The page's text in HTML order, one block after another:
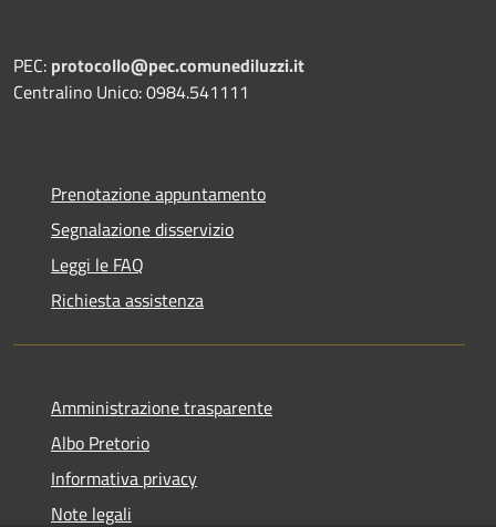
PEC: protocollo@pec.comunediluzzi.it
Centralino Unico: 0984.541111
Prenotazione appuntamento
Segnalazione disservizio
Leggi le FAQ
Richiesta assistenza
Amministrazione trasparente
Albo Pretorio
Informativa privacy
Note legali